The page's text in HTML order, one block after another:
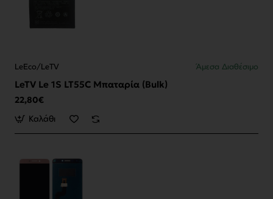
LeEco/LeTV Άμεσα Διαθέσιμο
LeTV Le 1S LT55C Μπαταρία (Bulk)
22,80€
Καλάθι